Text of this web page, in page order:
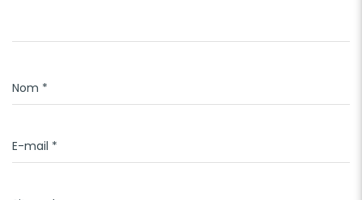
Nom *
E-mail *